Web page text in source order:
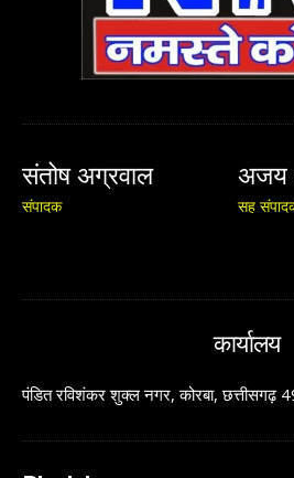
संतोष अग्रवाल
संपादक
अजय
सह
कार्यालय
पंडित रविशंकर शुक्ल नगर, कोरबा, छत्तीसगढ़